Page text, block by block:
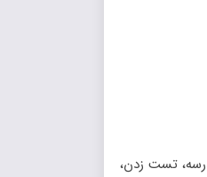
تست زدن،